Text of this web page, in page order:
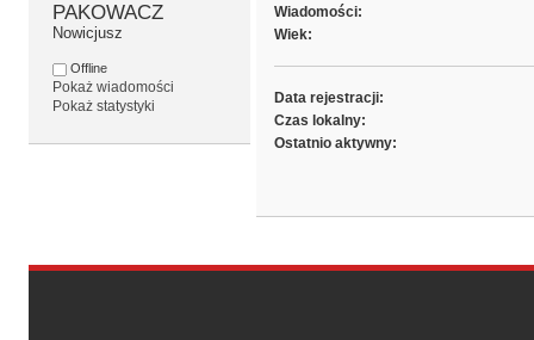
PAKOWACZ
Nowicjusz
Offline
Pokaż wiadomości
Pokaż statystyki
Wiadomości:
Wiek:
Data rejestracji:
Czas lokalny:
Ostatnio aktywny: